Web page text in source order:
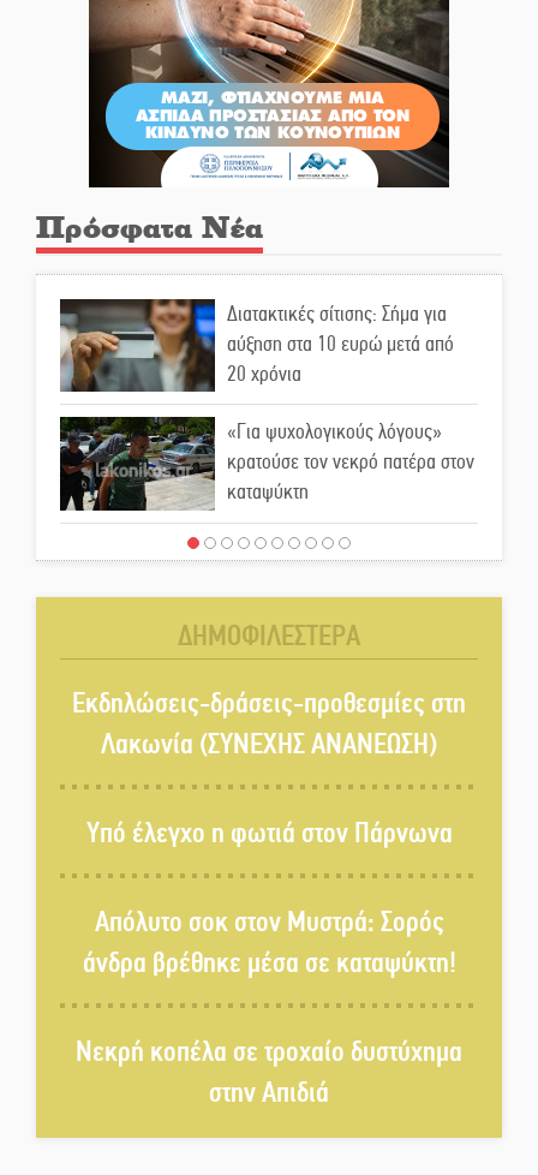
Πρόσφατα Νέα
Διατακτικές σίτισης: Σήμα για
αύξηση στα 10 ευρώ μετά από
20 χρόνια
«Για ψυχολογικούς λόγους»
κρατούσε τον νεκρό πατέρα στον
καταψύκτη
Kastoras River Festival 2026:
στο Καστόρειο
Τα ζάρια παίρνουν «φωτιά» στην
Άρνα: Στήνεται το 3ο Τουρνουά
Τάβλι
Βραστού» στη Σοχά
Το τελεφερίκ της Μονεμβασιάς
στο τραπέζι του δημόσιου
Πολιτισμός και παράδοση δίνουν
ραντεβού στην Αγόριανη
ΔΗΜΟΦΙΛΕΣΤΕΡΑ
Εκδηλώσεις-δράσεις-προθεσμίες στη
Λακωνία (ΣΥΝΕΧΗΣ ΑΝΑΝΕΩΣΗ)
Υπό έλεγχο η φωτιά στον Πάρνωνα
Απόλυτο σοκ στον Μυστρά: Σορός
άνδρα βρέθηκε μέσα σε καταψύκτη!
Νεκρή κοπέλα σε τροχαίο δυστύχημα
στην Απιδιά